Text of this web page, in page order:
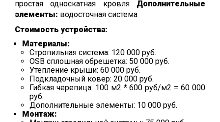
простая односкатная кровля Дополнительные
элементы: водосточная система
Стоимость устройства:
Материалы:
Стропильная система: 120 000 руб.
OSB сплошная обрешетка: 50 000 руб.
Утепление крыши: 60 000 руб.
Подкладочный ковер: 20 000 руб.
Гибкая черепица: 100 м2 * 600 руб/м2 = 60 000
руб.
Дополнительные элементы: 10 000 руб.
Монтаж: